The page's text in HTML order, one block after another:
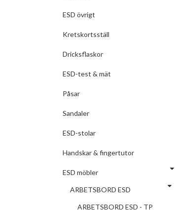
ESD övrigt
Kretskortsställ
Dricksflaskor
ESD-test & mät
Påsar
Sandaler
ESD-stolar
Handskar & fingertutor
ESD möbler
ARBETSBORD ESD
ARBETSBORD ESD - TP